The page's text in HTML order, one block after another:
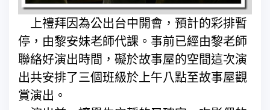
上禮拜因為公出台中開會，預計的彩排暫
停，由黎安妹老師代課。事前已經由黎老師
聯絡好演出時間，礙於故事屋的空間這次演
出共安排了三個班級於上午八點至故事屋觀
賞演出。